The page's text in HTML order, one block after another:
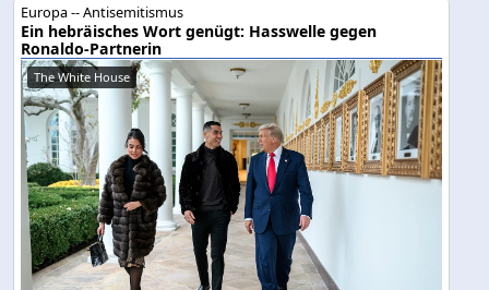
Europa -- Antisemitismus
Ein hebräisches Wort genügt: Hasswelle gegen
Ronaldo-Partnerin
The White House